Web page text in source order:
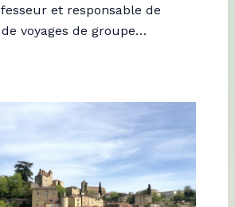
et responsable de
de voyages de groupe…